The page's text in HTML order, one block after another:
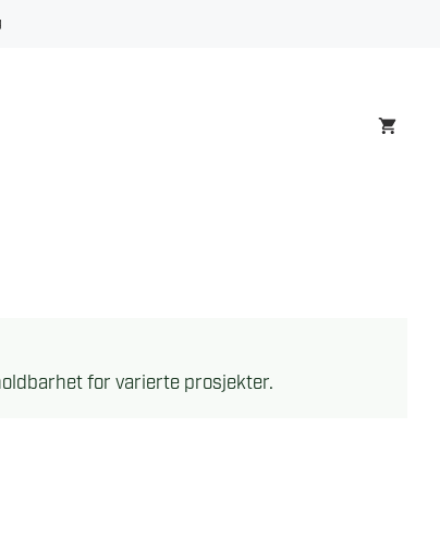
for varierte prosjekter.